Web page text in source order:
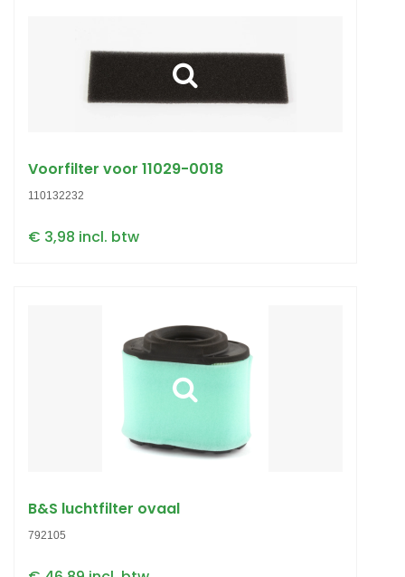
Voorfilter voor 11029-0018
110132232
€ 3,98 incl. btw
B&S luchtfilter ovaal
792105